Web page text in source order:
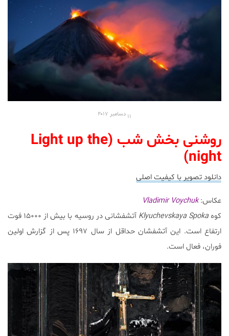
۱۱ دسامبر ۲۰۱۷
روشنی بخش شب (Light up the
night)
دانلود تصویر با کیفیت اصلی
عکاس:Vladimir Voychuk
کوهKlyuchevskaya Spoka
آتشفشانی در روسیه با بیش از ۱۵۰۰۰ فوت
ارتفاع است. این آتشفشان حداقل از سال ۱۶۹۷ پس از گزارش اولین
فوران، فعال است.